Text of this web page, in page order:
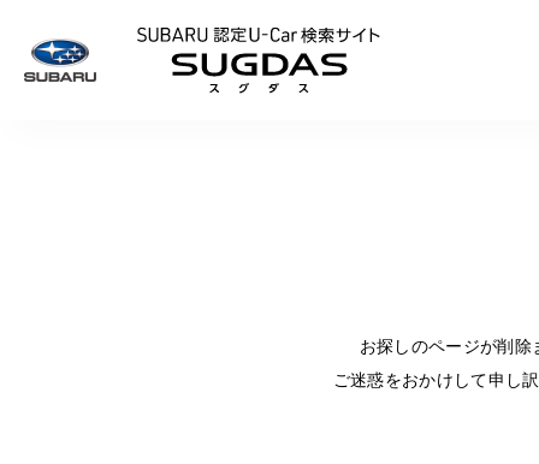
お探しのページが削
ご迷惑をおかけして申し